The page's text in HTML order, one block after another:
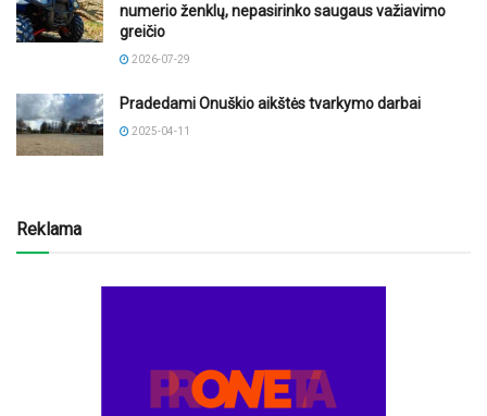
numerio ženklų, nepasirinko saugaus važiavimo
greičio
2026-07-29
Pradedami Onuškio aikštės tvarkymo darbai
2025-04-11
Reklama